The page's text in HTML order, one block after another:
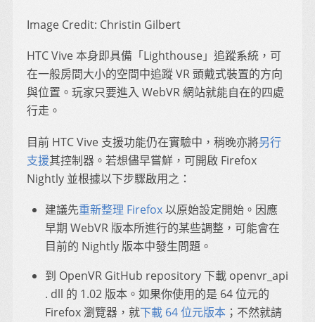
Image Credit: Christin Gilbert
HTC Vive 本身即具備「Lighthouse」追蹤系統，可
在一般房間大小的空間中追蹤 VR 頭戴式裝置的方向
與位置。玩家只要進入 WebVR 網站就能自在的四處
行走。
目前 HTC Vive 支援功能仍在實驗中，稍晚亦將另行
支援其控制器。若想儘早嘗鮮，可開啟 Firefox
Nightly 並根據以下步驟啟用之：
建議先重新整理 Firefox以原始設定開始。因應
早期 WebVR 版本所進行的某些調整，可能會在
目前的 Nightly 版本中發生問題。
到 OpenVR GitHub repository 下載 openvr_api
. dll 的 1.02 版本。如果你使用的是 64 位元的
Firefox 瀏覽器，就下載 64 位元版本；不然就請